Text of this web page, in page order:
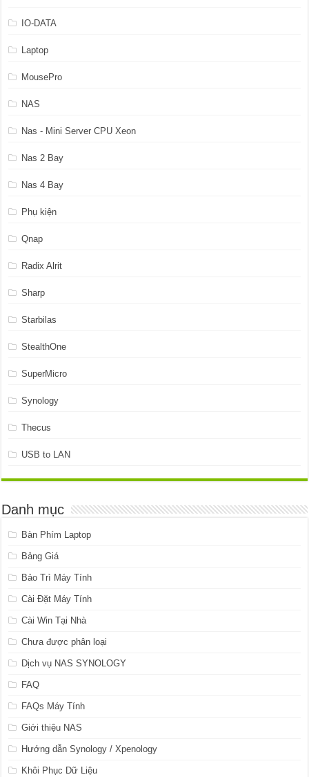
IO-DATA
Laptop
MousePro
NAS
Nas - Mini Server CPU Xeon
Nas 2 Bay
Nas 4 Bay
Phụ kiện
Qnap
Radix Alrit
Sharp
Starbilas
StealthOne
SuperMicro
Synology
Thecus
USB to LAN
Danh mục
Bàn Phím Laptop
Bảng Giá
Bảo Trì Máy Tính
Cài Đặt Máy Tính
Cài Win Tại Nhà
Chưa được phân loại
Dịch vụ NAS SYNOLOGY
FAQ
FAQs Máy Tính
Giới thiệu NAS
Hướng dẫn Synology / Xpenology
Khôi Phục Dữ Liệu